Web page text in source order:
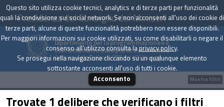
Presidenza del Consiglio dei Ministri
Dipartimento per la programmazione e il
coordinamento della politica economica
Archivio delle Delibere CIPE dal 1967 a oggi
Trovate 1 delibere che verificano i filtri
Mostra filtri
Questo sito utilizza cookie tecnici, analytics e di terze parti per funzionalità
quali la condivisione sui social network. Se non acconsenti all'uso dei cookie di
terze parti, alcune di queste funzionalità potrebbero non essere disponibili.
Per maggiori informazioni sui cookie utilizzati, su come disabilitarli o negare il
consenso all'utilizzo consulta laprivacy policy.
Se prosegui nella navigazione cliccando su un qualunque elemento
sottostante acconsenti all'uso di tutti i cookie.
Acconsento